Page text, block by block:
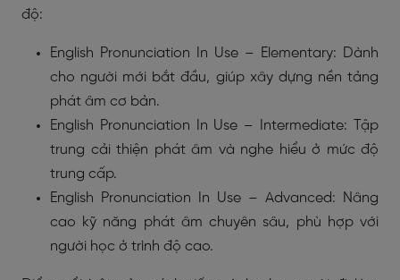
độ:
English Pronunciation In Use – Elementary: Dành
cho người mới bắt đầu, giúp xây dựng nền tảng
phát âm cơ bản.
English Pronunciation In Use – Intermediate: Tập
trung cải thiện phát âm và nghe hiểu ở mức độ
trung cấp.
English Pronunciation In Use – Advanced: Nâng
cao kỹ năng phát âm chuyên sâu, phù hợp với
người học ở trình độ cao.